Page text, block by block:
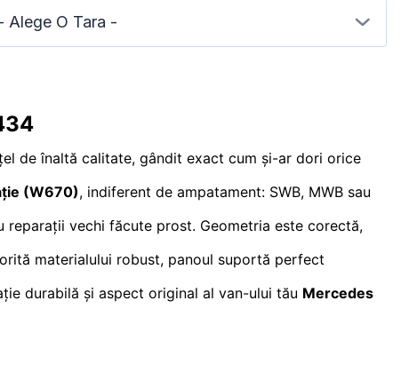
Alege O Tara -
de înaltă calitate, gândit exact cum și-ar dori orice
(W670), indiferent de ampatament: SWB, MWB sau
vechi făcute prost. Geometria este corectă,
materialului robust, panoul suportă perfect
durabilă și aspect original al van-ului tău Mercedes